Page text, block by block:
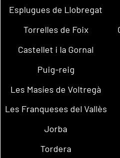
Esplugues de Llobregat
Torrelles de Foix
Castellet i la Gornal
Puig-reig
Les Masíes de Voltregà
Les Franqueses del Vallès
Jorba
Tordera